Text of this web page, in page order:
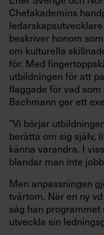
Chefakademins
beskriver honom
om kulturella
för. Med
utbildningen för att
flaggade för vad
Bachmann ger ett
”Vi börjar
berätta om sig själv,
känna varandra. I
blandar man inte
Men anpassningen
tvärtom. När en ny
såg han
utveckla sin